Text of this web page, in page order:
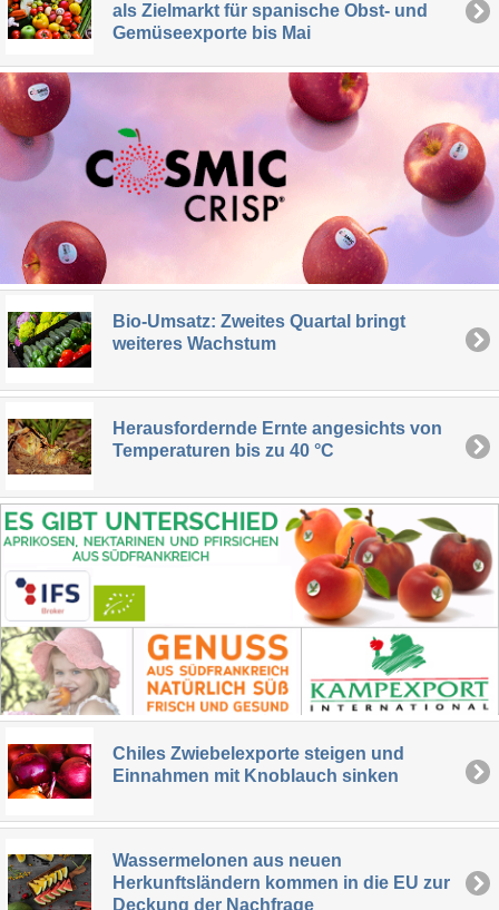
als Zielmarkt für spanische Obst- und
Gemüseexporte bis Mai
Bio-Umsatz: Zweites Quartal bringt
weiteres Wachstum
Herausfordernde Ernte angesichts von
Temperaturen bis zu 40 °C
Chiles Zwiebelexporte steigen und
Einnahmen mit Knoblauch sinken
Wassermelonen aus neuen
Herkunftsländern kommen in die EU zur
Deckung der Nachfrage